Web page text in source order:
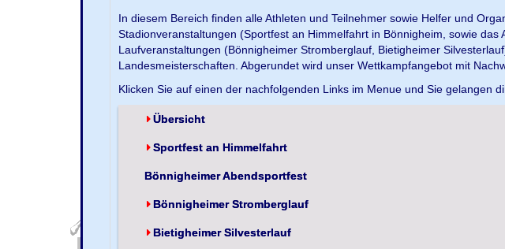
In diesem Bereich finden alle Athleten und Teilnehmer sowie Helfer und
Stadionveranstaltungen (Sportfest an Himmelfahrt in Bönnigheim, sowie
Laufveranstaltungen (Bönnigheimer Stromberglauf, Bietigheimer
Landesmeisterschaften. Abgerundet wird unser Wettkampfangebot mit
Klicken Sie auf einen der nachfolgenden Links im Menue und Sie gelangen
Übersicht
Sportfest an Himmelfahrt
Bönnigheimer Abendsportfest
Bönnigheimer Stromberglauf
Bietigheimer Silvesterlauf